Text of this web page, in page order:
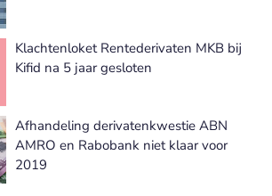
Klachtenloket Rentederivaten MKB bij
Kifid na 5 jaar gesloten
Afhandeling derivatenkwestie ABN
AMRO en Rabobank niet klaar voor
2019